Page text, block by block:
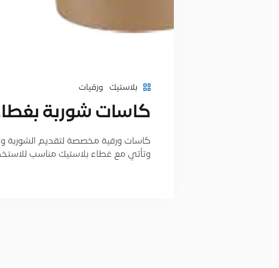
بلاستيك ورقيات
كاسات شوربة
كاسات ورقية مخصصة لتقديم الشوربة
وتأتي مع غطاء بلاستيك مناسب